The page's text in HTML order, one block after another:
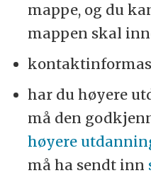
mappe, og du
mappen skal
har du høyere
må den
høyere
må ha sendt inn